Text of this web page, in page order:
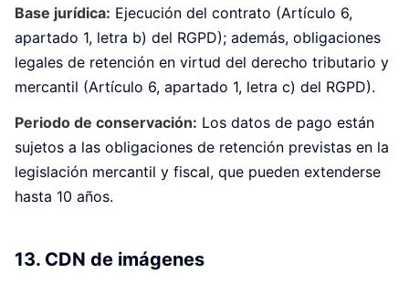
Base jurídica: Ejecución del contrato (Artículo 6,
apartado 1, letra b) del RGPD); además, obligaciones
legales de retención en virtud del derecho tributario y
mercantil (Artículo 6, apartado 1, letra c) del RGPD).
Periodo de conservación: Los datos de pago están
sujetos a las obligaciones de retención previstas en la
legislación mercantil y fiscal, que pueden extenderse
hasta 10 años.
13. CDN de imágenes